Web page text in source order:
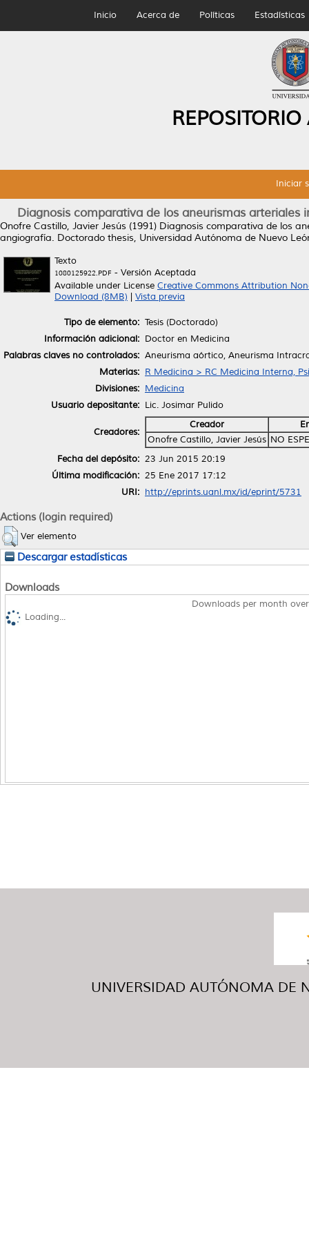
Inicio Acerca de Políticas Estadísticas
Iniciar
Diagnosis comparativa de los aneurismas
Onofre Castillo, Javier Jesús (1991) Diagnosis comparativa de los
angiografía. Doctorado thesis, Universidad Autónoma de Nuevo
Texto
1080125922.PDF - Versión Aceptada
Available under License Creative Commons Attribution
Download (8MB)
Vista previa
Tipo de elemento: Tesis (Doctorado)
Información adicional: Doctor en Medicina
Palabras claves no controlados: Aneurisma aórtico, Aneurisma
Materias: R Medicina > RC Medicina Interna,
Divisiones: Medicina
Usuario depositante: Lic. Josimar Pulido
Creadores:
Creador
Onofre Castillo, Javier Jesús NO
Fecha del depósito: 23 Jun 2015 20:19
Última modificación: 25 Ene 2017 17:12
URI: http://eprints.uanl.mx/id/eprint/5731
Actions (login required)
Ver elemento
Descargar estadísticas
Downloads
Downloads per month
Loading...
UNIVERSIDAD AUTÓNOMA DE